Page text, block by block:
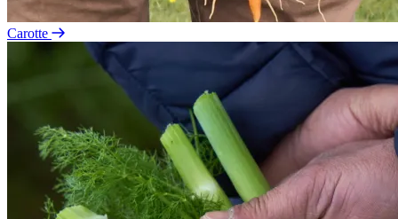
Carotte